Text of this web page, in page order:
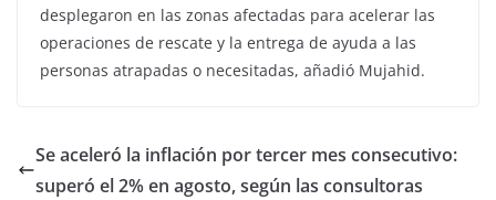
desplegaron en las zonas afectadas para acelerar las
operaciones de rescate y la entrega de ayuda a las
personas atrapadas o necesitadas, añadió Mujahid.
Se aceleró la inflación por tercer mes consecutivo:
superó el 2% en agosto, según las consultoras